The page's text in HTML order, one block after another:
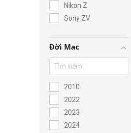
Nikon Z
Sony ZV
Đời Mac
2010
2022
2023
2024